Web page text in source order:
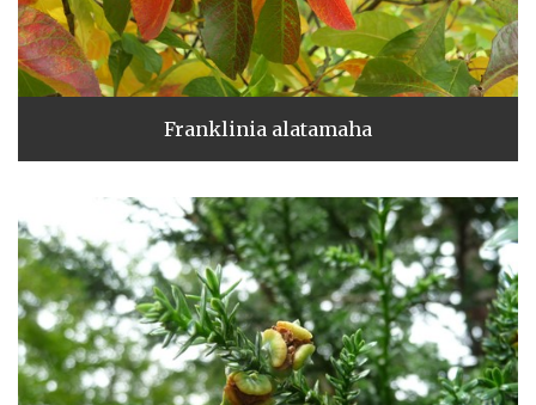
Franklinia alatamaha